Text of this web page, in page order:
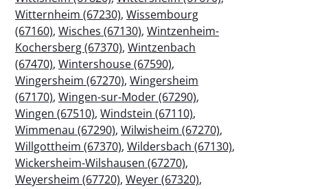
Witternheim (67230), Wissembourg
(67160), Wisches (67130), Wintzenheim-
Kochersberg (67370), Wintzenbach
(67470), Wintershouse (67590),
Wingersheim (67270), Wingersheim
(67170), Wingen-sur-Moder (67290),
Wingen (67510), Windstein (67110),
Wimmenau (67290), Wilwisheim (67270),
Willgottheim (67370), Wildersbach (67130),
Wickersheim-Wilshausen (67270),
Weyersheim (67720), Weyer (67320),